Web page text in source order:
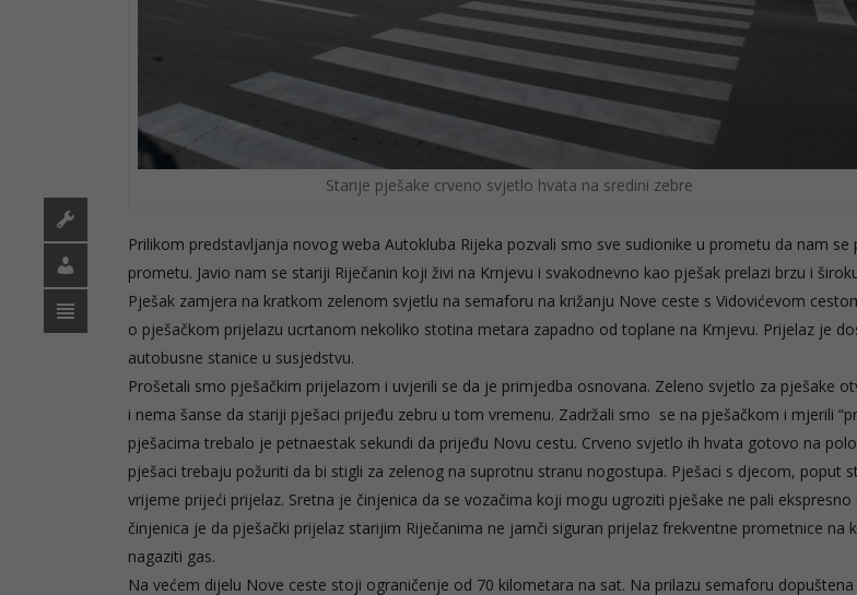
Starije pješake crveno svjetlo hvata na sredini zebre
Prilikom predstavljanja novog weba Autokluba Rijeka pozvali smo sve sudionike u prometu da nam
prometu. Javio nam se stariji Riječanin koji živi na Krnjevu i svakodnevno kao pješak prelazi brzu i
Pješak zamjera na kratkom zelenom svjetlu na semaforu na križanju Nove ceste s Vidovićevom
o pješačkom prijelazu ucrtanom nekoliko stotina metara zapadno od toplane na Krnjevu. Prijelaz je
autobusne stanice u susjedstvu.
Prošetali smo pješačkim prijelazom i uvjerili se da je primjedba osnovana. Zeleno svjetlo za pješake
i nema šanse da stariji pješaci prijeđu zebru u tom vremenu. Zadržali smo se na pješačkom i mjerili
pješacima trebalo je petnaestak sekundi da prijeđu Novu cestu. Crveno svjetlo ih hvata gotovo na
pješaci trebaju požuriti da bi stigli za zelenog na suprotnu stranu nogostupa. Pješaci s djecom, poput
vrijeme prijeći prijelaz. Sretna je činjenica da se vozačima koji mogu ugroziti pješake ne pali
činjenica je da pješački prijelaz starijim Riječanima ne jamči siguran prijelaz frekventne prometnice na
nagaziti gas.
Na većem dijelu Nove ceste stoji ograničenje od 70 kilometara na sat. Na prilazu semaforu